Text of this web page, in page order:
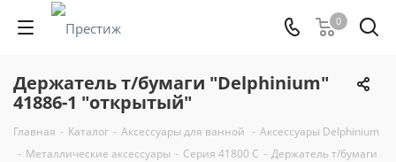
0
Держатель т/бумаги "Delphinium"
41886-1 "открытый"
Главная - Каталог - Аксессуары для ванной - Аксессуары Delphinium
- Металлические аксессуары - Серия 41800 С - Держатель т/бумаги